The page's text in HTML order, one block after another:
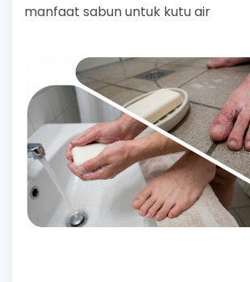
manfaat sabun untuk kutu air